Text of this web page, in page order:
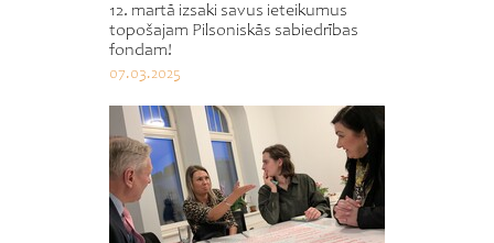
12. martā izsaki savus ieteikumus
topošajam Pilsoniskās sabiedrības
fondam!
07.03.2025